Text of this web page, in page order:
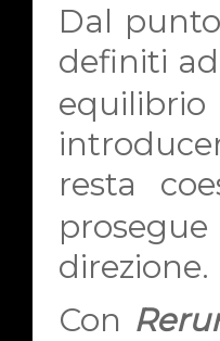
Dal
definiti
resta
direzione.
Con